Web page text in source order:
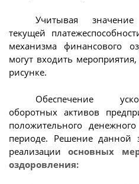
Учитывая
текущей
механизма финансового
могут входить
рисунке.
Обеспечение
оборотных активов
положительного
периоде. Решение данной
реализацииосновных
оздоровления: